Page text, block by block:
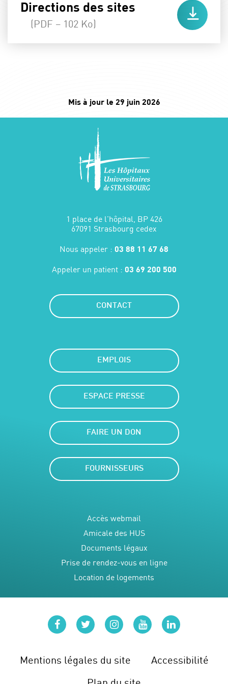
Directions des sites
(PDF – 102 Ko)
Mis à jour le 29 juin 2026
1 place de l'hôpital, BP 426
67091 Strasbourg cedex
Nous appeler : 03 88 11 67 68
Appeler un patient : 03 69 200 500
CONTACT
EMPLOIS
ESPACE PRESSE
FAIRE UN DON
FOURNISSEURS
Accès webmail
Amicale des HUS
Documents légaux
Prise de rendez-vous en ligne
Location de logements
Mentions légales du site
Accessibilité
facebooktwitterinstagram
youtubelinkedin